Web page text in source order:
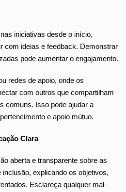
iniciativas desde o início,
com ideias e feedback. Demonstrar
pode aumentar o engajamento.
redes de apoio, onde os
com outros que compartilham
comuns. Isso pode ajudar a
e apoio mútuo.
Clara
aberta e transparente sobre as
explicando os objetivos,
Esclareça qualquer mal-